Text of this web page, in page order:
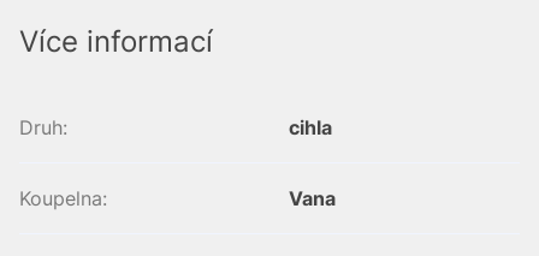
Více informací
Druh: cihla
Koupelna: Vana